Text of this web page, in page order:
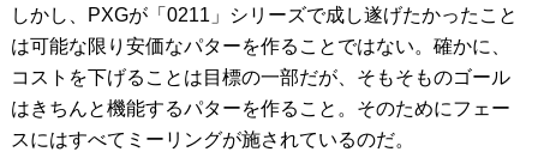
しかし、PXGが「0211」シリーズで成し遂げたかったこと
は可能な限り安価なパターを作ることではない。確かに、
コストを下げることは目標の一部だが、そもそものゴール
はきちんと機能するパターを作ること。そのためにフェー
スにはすべてミーリングが施されているのだ。